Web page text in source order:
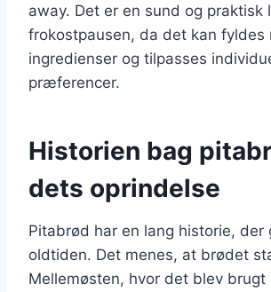
away. Det er en sund og praktisk
frokostpausen, da det kan fyldes
ingredienser og tilpasses
præferencer.
Historien bag
dets oprindelse
Pitabrød har en lang historie, der
oldtiden. Det menes, at brødet
Mellemøsten, hvor det blev brugt